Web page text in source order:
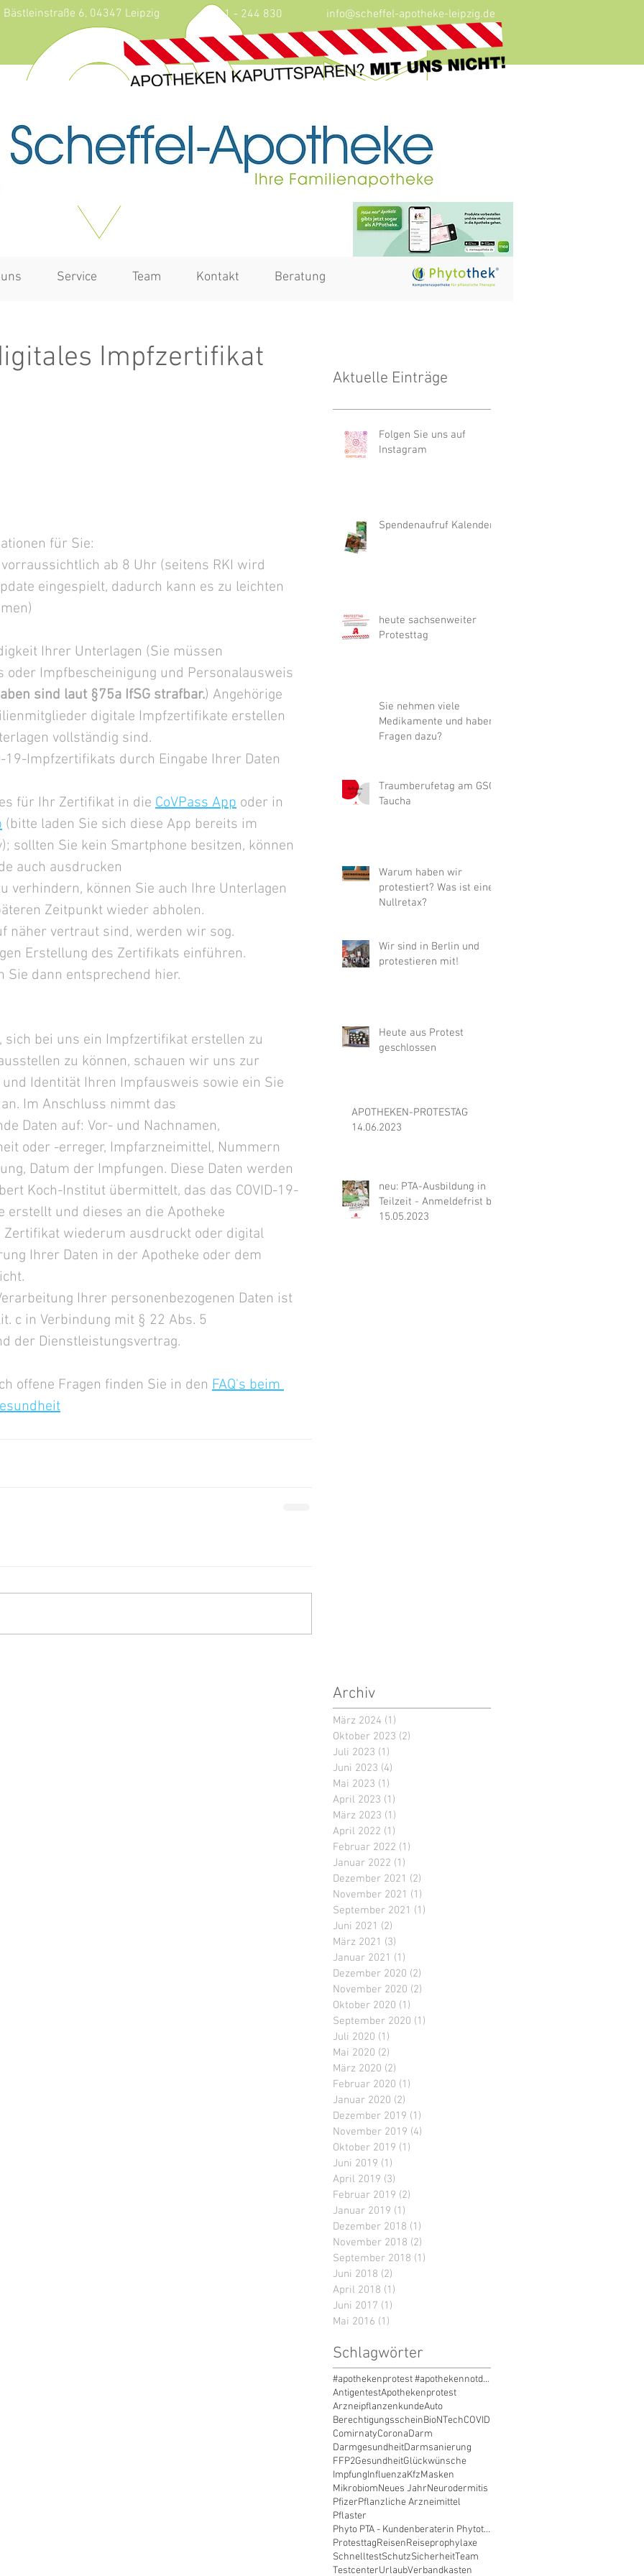
Bästleinstraße 6, 04347 Leipzig 0341 - 244 830 info@scheffel-apotheke-leipzig.de
Service Team Kontakt Beratung
Impfzertifikat
für Sie:
ab 8 Uhr (seitens RKI wird
eingespielt, dadurch kann es zu leichten
Ihrer Unterlagen (Sie müssen
oder Impfbescheinigung und Personalausweis
sind laut §75a IfSG strafbar.) Angehörige
digitale Impfzertifikate erstellen
vollständig sind.
19-Impfzertifikats durch Eingabe Ihrer Daten
für Ihr Zertifikat in die CoVPass App oder in
(bitte laden Sie sich diese App bereits im
sollten Sie kein Smartphone besitzen, können
auch ausdrucken
verhindern, können Sie auch Ihre Unterlagen
Zeitpunkt wieder abholen.
näher vertraut sind, werden wir sog.
Erstellung des Zertifikats einführen.
Sie dann entsprechend hier.
sich bei uns ein Impfzertifikat erstellen zu
zu können, schauen wir uns zur
Identität Ihren Impfausweis sowie ein Sie
Im Anschluss nimmt das
Daten auf: Vor- und Nachnamen,
oder -erreger, Impfarzneimittel, Nummern
Datum der Impfungen. Diese Daten werden
Koch-Institut übermittelt, das das COVID-19-
erstellt und dieses an die Apotheke
wiederum ausdruckt oder digital
Ihrer Daten in der Apotheke oder dem
Ihrer personenbezogenen Daten ist
c in Verbindung mit § 22 Abs. 5
der Dienstleistungsvertrag.
offene Fragen finden Sie in den FAQ's beim
Aktuelle Einträge
Folgen Sie uns auf
Instagram
Spendenaufruf Kalender
heute sachsenweiter
Protesttag
Sie nehmen viele
Medikamente und haben
Fragen dazu?
Traumberufetag am GSG
Taucha
Warum haben wir
protestiert? Was ist eine
Nullretax?
Wir sind in Berlin und
protestieren mit!
Heute aus Protest
geschlossen
APOTHEKEN-PROTESTAG
14.06.2023
neu: PTA-Ausbildung in
Teilzeit - Anmeldefrist bis
15.05.2023
Archiv
März 2024 (1)
Oktober 2023 (2)
Juli 2023 (1)
Juni 2023 (4)
Mai 2023 (1)
April 2023 (1)
März 2023 (1)
April 2022 (1)
Februar 2022 (1)
Januar 2022 (1)
Dezember 2021 (2)
November 2021 (1)
September 2021 (1)
Juni 2021 (2)
März 2021 (3)
Januar 2021 (1)
Dezember 2020 (2)
November 2020 (2)
Oktober 2020 (1)
September 2020 (1)
Juli 2020 (1)
Mai 2020 (2)
März 2020 (2)
Februar 2020 (1)
Januar 2020 (2)
Dezember 2019 (1)
November 2019 (4)
Oktober 2019 (1)
Juni 2019 (1)
April 2019 (3)
Februar 2019 (2)
Januar 2019 (1)
Dezember 2018 (1)
November 2018 (2)
September 2018 (1)
Juni 2018 (2)
April 2018 (1)
Juni 2017 (1)
Mai 2016 (1)
Schlagwörter
#apothekenprotest #apothekennotdienst #apothekenprotesttag #apothekensterben #zukunftsklau #liefere
AntigentestApothekenprotest
ArzneipflanzenkundeAuto
BerechtigungsscheinBioNTechCOVID
ComirnatyCoronaDarm
DarmgesundheitDarmsanierung
FFP2GesundheitGlückwünsche
ImpfungInfluenzaKfzMasken
MikrobiomNeues JahrNeurodermitis
PfizerPflanzliche Arzneimittel
Pflaster
Phyto PTA - Kundenberaterin Phytotherapie
ProtesttagReisenReiseprophylaxe
SchnelltestSchutzSicherheitTeam
TestcenterUrlaubVerbandkasten